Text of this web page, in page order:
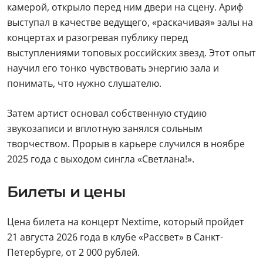
камерой, открыло перед ним двери на сцену. Ариф
выступал в качестве ведущего, «раскачивая» залы на
концертах и разогревая публику перед
выступлениями топовых российских звезд. Этот опыт
научил его тонко чувствовать энергию зала и
понимать, что нужно слушателю.
Затем артист основал собственную студию
звукозаписи и вплотную занялся сольным
творчеством. Прорыв в карьере случился в ноябре
2025 года с выходом сингла «Светлана!».
Билеты и цены
Цена билета на концерт Nextime, который пройдет
21 августа 2026 года в клубе «Рассвет» в Санкт-
Петербурге, от 2 000 рублей.